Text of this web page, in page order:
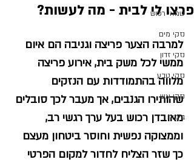
שמאי רכוש
נזקי מים
נזקי זדון
נזקי טבע
נזקי אש
ביטוח
פרצו לי לבית - מה לעשות?
למרבה הצער פריצה וגניבה הם איום
ממשי לכל משק בית, אירוע פריצה
מלווה בהתמודדות עם הנזקים
שהותירו הגנבים, אך מעבר לכך סובלים
מאובדן רכוש בעל ערך רגשי רב,
וממצוקה נפשית וחוסר ביטחון מעצם
כך שזר הצליח לחדור למקום הפרטי